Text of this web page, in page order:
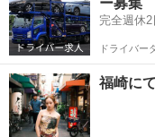
ん...
キッズダンスサークル
完全週休
ドライバー
福崎に